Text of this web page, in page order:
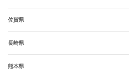
佐賀県
長崎県
熊本県